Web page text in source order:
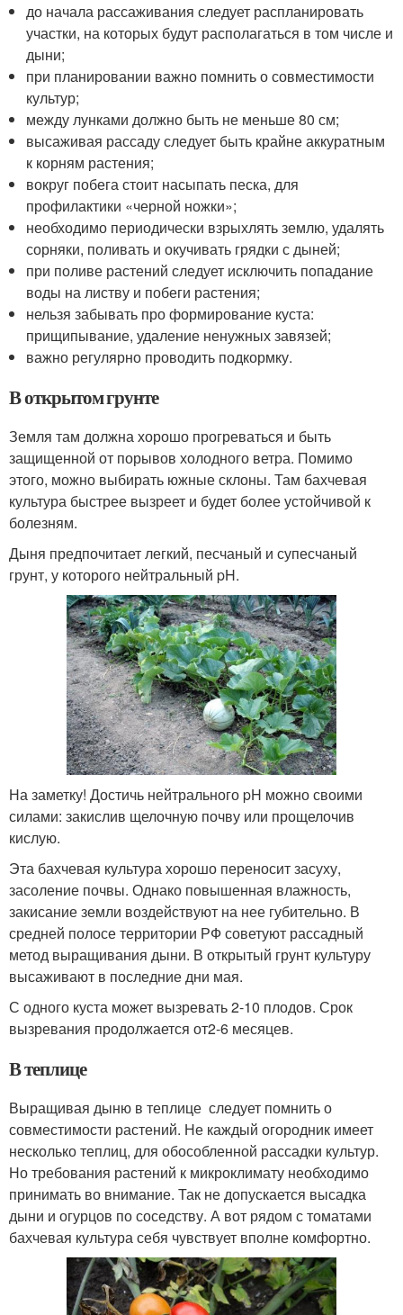
до начала рассаживания следует распланировать
участки, на которых будут располагаться в том числе и
дыни;
при планировании важно помнить о совместимости
культур;
между лунками должно быть не меньше 80 см;
высаживая рассаду следует быть крайне аккуратным
к корням растения;
вокруг побега стоит насыпать песка, для
профилактики «черной ножки»;
необходимо периодически взрыхлять землю, удалять
сорняки, поливать и окучивать грядки с дыней;
при поливе растений следует исключить попадание
воды на листву и побеги растения;
нельзя забывать про формирование куста:
прищипывание, удаление ненужных завязей;
важно регулярно проводить подкормку.
В открытом грунте
Земля там должна хорошо прогреваться и быть
защищенной от порывов холодного ветра. Помимо
этого, можно выбирать южные склоны. Там бахчевая
культура быстрее вызреет и будет более устойчивой к
болезням.
Дыня предпочитает легкий, песчаный и супесчаный
грунт, у которого нейтральный pH.
На заметку! Достичь нейтрального pH можно своими
силами: закислив щелочную почву или прощелочив
кислую.
Эта бахчевая культура хорошо переносит засуху,
засоление почвы. Однако повышенная влажность,
закисание земли воздействуют на нее губительно. В
средней полосе территории РФ советуют рассадный
метод выращивания дыни. В открытый грунт культуру
высаживают в последние дни мая.
С одного куста может вызревать 2-10 плодов. Срок
вызревания продолжается от2-6 месяцев.
В теплице
Выращивая дыню в теплице следует помнить о
совместимости растений. Не каждый огородник имеет
несколько теплиц, для обособленной рассадки культур.
Но требования растений к микроклимату необходимо
принимать во внимание. Так не допускается высадка
дыни и огурцов по соседству. А вот рядом с томатами
бахчевая культура себя чувствует вполне комфортно.